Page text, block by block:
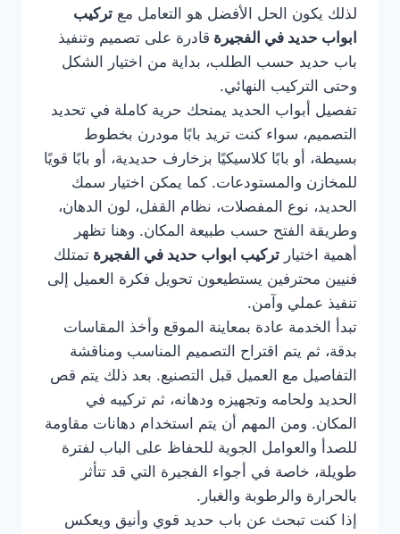
لذلك يكون الحل الأفضل هو التعامل مع تركيب
ابواب حديد في الفجيرة قادرة على تصميم وتنفيذ
باب حديد حسب الطلب، بداية من اختيار الشكل
وحتى التركيب النهائي.
تفصيل أبواب الحديد يمنحك حرية كاملة في تحديد
التصميم، سواء كنت تريد بابًا مودرن بخطوط
بسيطة، أو بابًا كلاسيكيًا بزخارف حديدية، أو بابًا قويًا
للمخازن والمستودعات. كما يمكن اختيار سمك
الحديد، نوع المفصلات، نظام القفل، لون الدهان،
وطريقة الفتح حسب طبيعة المكان. وهنا تظهر
أهمية اختيار تركيب ابواب حديد في الفجيرة تمتلك
فنيين محترفين يستطيعون تحويل فكرة العميل إلى
تنفيذ عملي وآمن.
تبدأ الخدمة عادة بمعاينة الموقع وأخذ المقاسات
بدقة، ثم يتم اقتراح التصميم المناسب ومناقشة
التفاصيل مع العميل قبل التصنيع. بعد ذلك يتم قص
الحديد ولحامه وتجهيزه ودهانه، ثم تركيبه في
المكان. ومن المهم أن يتم استخدام دهانات مقاومة
للصدأ والعوامل الجوية للحفاظ على الباب لفترة
طويلة، خاصة في أجواء الفجيرة التي قد تتأثر
بالحرارة والرطوبة والغبار.
إذا كنت تبحث عن باب حديد قوي وأنيق ويعكس